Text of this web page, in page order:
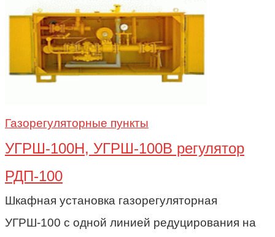
Газорегуляторные пункты
УГРШ-100Н, УГРШ-100В регулятор
РДП-100
Шкафная установка газорегуляторная
УГРШ-100 с одной линией редуцирования на